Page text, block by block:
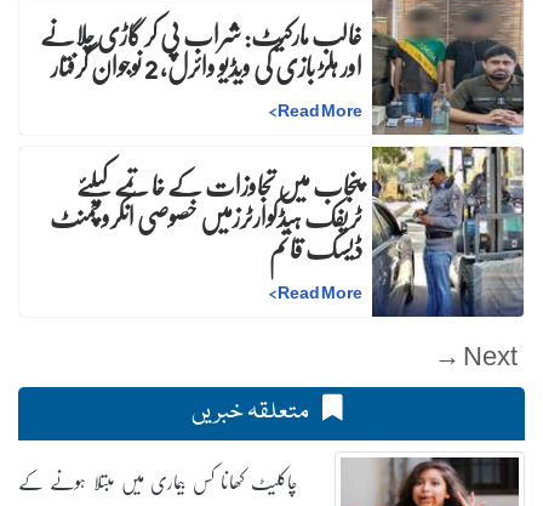
غالب مارکیٹ: شراب پی کر گاڑی چلانے
اور ہلڑ بازی کی ویڈیو وائرل، 2 نوجوان گرفتار
Read More
>
پنجاب میں تجاوزات کے خاتمے کیلئے
ٹریفک ہیڈکوارٹرزمیں خصوصی انکروچمنٹ
ڈیسک قائم
Read More
>
Next →
متعلقہ خبریں
چاکلیٹ کھانا کس بیماری میں مبتلا ہونے کے